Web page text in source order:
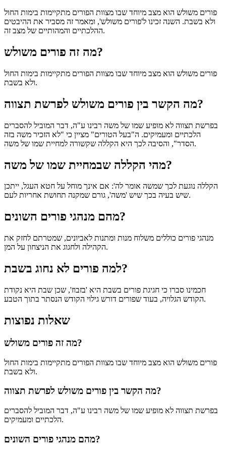
פורים משולש הוא מצב מיוחד שבו מצוות הפורים מתקיימות בימות החול
ולא בשבת. השנה זכינו ל'פורים משולש', ומאמר זה מסביר את ההיבטים
ההלכתיים והמהותיים של מצב זה.
מה זה פורים משולש?
פורים משולש הוא מצב מיוחד שבו מצוות הפורים מתקיימות בימות החול
ולא בשבת.
מה הקשר בין פורים משולש לפרשת תצווה?
בפרשת תצווה לא מופיע שמו של משה רבינו ע"ה, דבר המוביל להסברים
הלכתיים ומעמיקים. ה"בעל הטורים" מציין כי "לא הזכיר משה בזה
הסדר", והסיבה לכך היא הקללה שקשורה למחיית שמו של משה.
מהי הקללה שבמחיית שמו של משה?
הקללה נוגעת לכך שמשה אומר לה': אם אינך מוחל על חטא העגל, ייתכן
שיש בעיה בכך שיש 'משה', גורם שמקנה תחושת אחריות לעם.
מהם מנהגי פורים השונים?
מנהגי פורים כוללים משלוח מנות ומתנות לאביונים, שמטרתם לחזק את
הקהילה ולחגוג את הניצחון על המן.
למה פורים לא נחוג בשבת?
חכמינו סברו כי חגיגת פורים בשבת היא 'בזבוז', שכן שבת היא נקודת
הקודש הגלויה, בעוד שפורים דורש גילוי הקודש הנסתר בתוך הטבע.
שאלות נפוצות
מה זה פורים משולש?
פורים משולש הוא מצב מיוחד שבו מצוות הפורים מתקיימות בימות החול
ולא בשבת.
מה הקשר בין פורים משולש לפרשת תצווה?
בפרשת תצווה לא מופיע שמו של משה רבינו ע"ה, דבר המוביל להסברים
הלכתיים ומעמיקים.
מהם מנהגי פורים השונים?